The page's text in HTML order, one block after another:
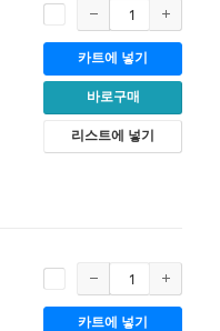
카트에 넣기
바로구매
리스트에 넣기
카트에 넣기